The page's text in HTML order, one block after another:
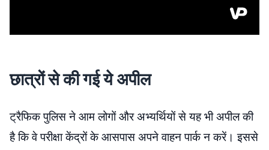
छात्रों से की गई ये अपील
ट्रैफिक पुलिस ने आम लोगों और अभ्यर्थियों से यह भी अपील की
है कि वे परीक्षा केंद्रों के आसपास अपने वाहन पार्क न करें। इससे